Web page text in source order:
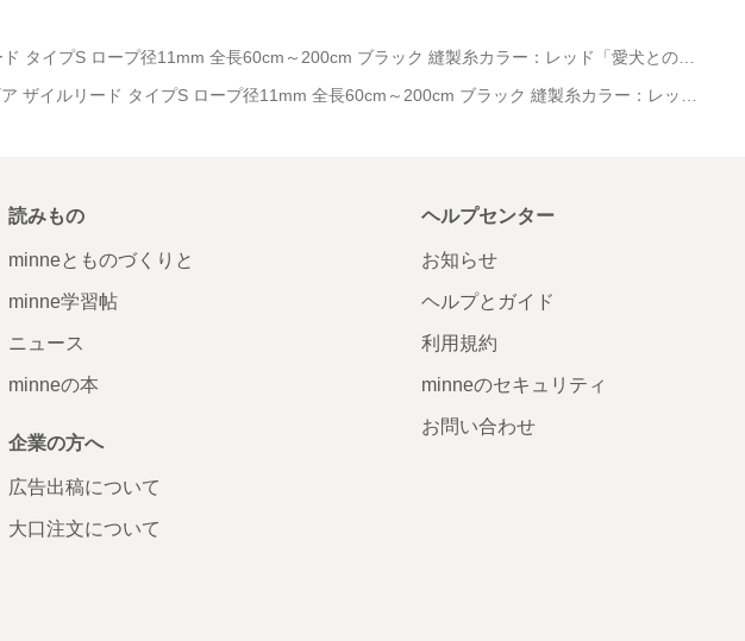
読みもの
minneとものづくりと
minne学習帖
ニュース
minneの本
企業の方へ
広告出稿について
大口注文について
ヘルプセンター
お知らせ
ヘルプとガイド
利用規約
minneのセキュリティ
お問い合わせ